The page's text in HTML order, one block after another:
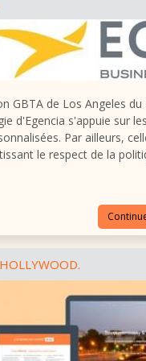
GBTA de Los Angeles
d'Egencia s'appuie sur
Par ailleurs,
le respect de la